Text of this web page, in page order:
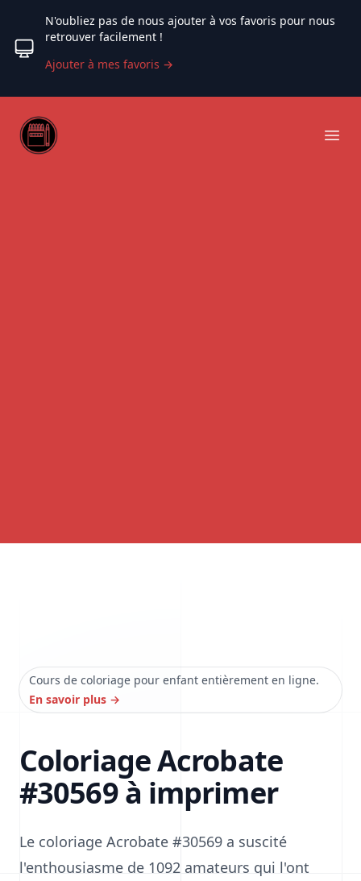
N'oubliez pas de nous ajouter à vos favoris pour nous
retrouver facilement !
Ajouter à mes favoris →
Web coloriage
Cours de coloriage pour enfant entièrement en ligne.
En savoir plus →
Coloriage Acrobate
#30569 à imprimer
Le coloriage Acrobate #30569 a suscité
l'enthousiasme de 1092 amateurs qui l'ont